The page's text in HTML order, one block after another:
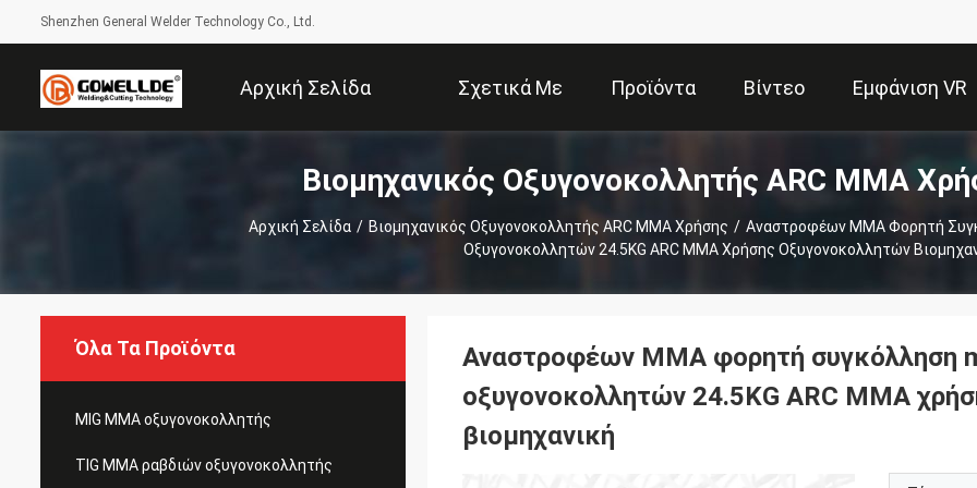
Shenzhen General Welder Technology Co., Ltd.
Αρχική Σελίδα Σχετικά Με
Εμάς
Προϊόντα Βίντεο Εμφάνιση VR
Βιομηχανικός Οξυγονοκολλητής ARC MMA
Αρχική Σελίδα / Βιομηχανικός Οξυγονοκολλητής ARC MMA Χρήσης / Αναστροφέων MMA Φορητή
Οξυγονοκολλητών 24.5KG ARC MMA Χρήσης Οξυγονοκολλητών
Όλα Τα Προϊόντα
MIG MMA οξυγονοκολλητής
TIG MMA ραβδιών οξυγονοκολλητής
Αναστροφέων MMA φορητή συγκόλληση
οξυγονοκολλητών 24.5KG ARC MMA
βιομηχανική